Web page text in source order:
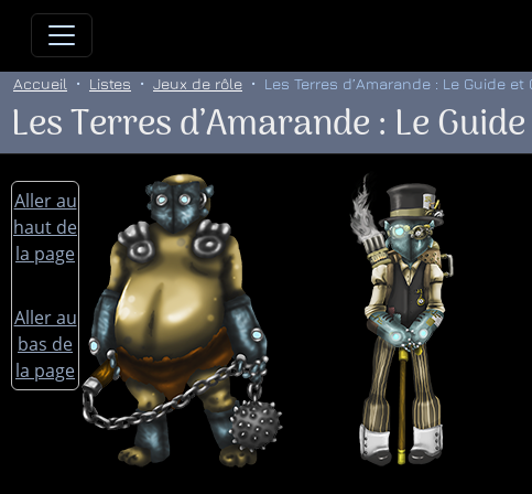
Allez directement au contenu
Accueil Listes Jeux de rôle Les Terres d’Amarande : Le Guide et
Les Terres d’Amarande : Le
Aller au
haut de
la page
Aller au
bas de
la page